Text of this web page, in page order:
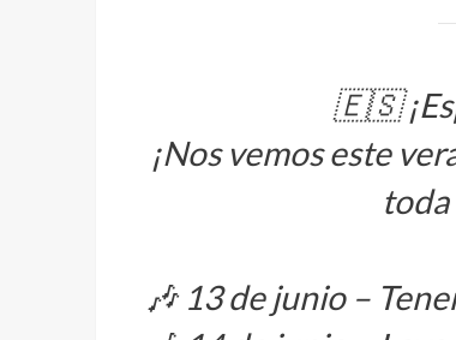
🇪🇸
¡Nos vemos este
toda
🎶 13 de junio –